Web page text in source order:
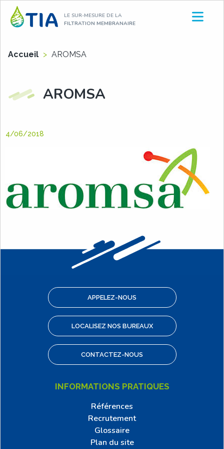
Aller
contenu
LE SUR-MESURE DE LA
FILTRATION MEMBRANAIRE
Accueil > AROMSA
AROMSA
4/06/2018
APPELEZ-NOUS
LOCALISEZ NOS BUREAUX
CONTACTEZ-NOUS
INFORMATIONS PRATIQUES
Références
Recrutement
Glossaire
Plan du site